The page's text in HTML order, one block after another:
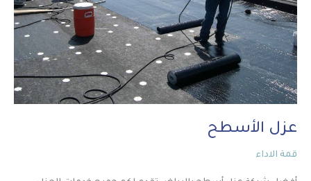
عزل الأسطح
قمة الاداء